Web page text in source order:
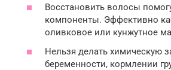
Восстановить волосы
компоненты. Эффективно
оливковое или кунжутное
Нельзя делать химическую
беременности, кормлении